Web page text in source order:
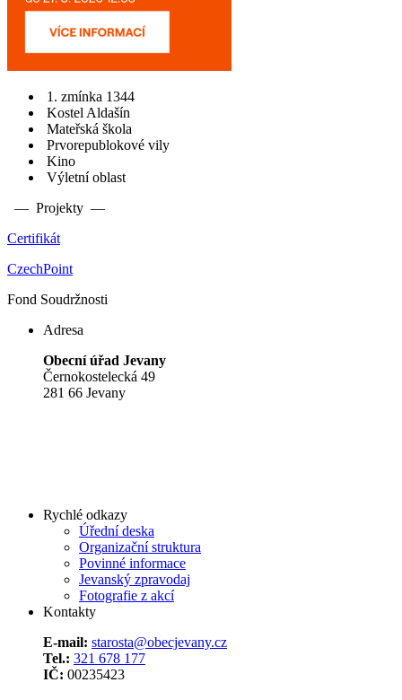
1. zmínka 1344
Kostel Aldašín
Mateřská škola
Prvorepublokové vily
Kino
Výletní oblast
— Projekty —
Certifikát
CzechPoint
Fond Soudržnosti
Adresa
Obecní úřad Jevany
Černokostelecká 49
281 66 Jevany
Rychlé odkazy
Úřední deska
Organizační struktura
Povinné informace
Jevanský zpravodaj
Fotografie z akcí
Kontakty
E-mail: starosta@obecjevany.cz
Tel.: 321 678 177
IČ: 00235423